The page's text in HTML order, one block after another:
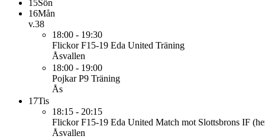
15Sön
16Mån
v.38
18:00 - 19:30
Flickor F15-19 Eda United Träning
Åsvallen
18:00 - 19:00
Pojkar P9 Träning
Ås
17Tis
18:15 - 20:15
Flickor F15-19 Eda United Match mot Slottsbrons IF
Åsvallen